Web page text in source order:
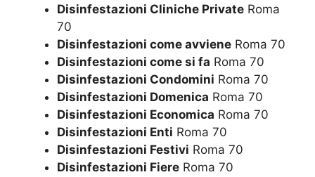
Disinfestazioni Cliniche Private Roma
70
Disinfestazioni come avviene Roma 70
Disinfestazioni come si fa Roma 70
Disinfestazioni Condomini Roma 70
Disinfestazioni Domenica Roma 70
Disinfestazioni Economica Roma 70
Disinfestazioni Enti Roma 70
Disinfestazioni Festivi Roma 70
Disinfestazioni Fiere Roma 70